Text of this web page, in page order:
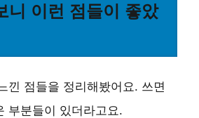
니 이런 점들이 좋았
낀 점들을 정리해봤어요. 쓰면
부분들이 있더라고요.